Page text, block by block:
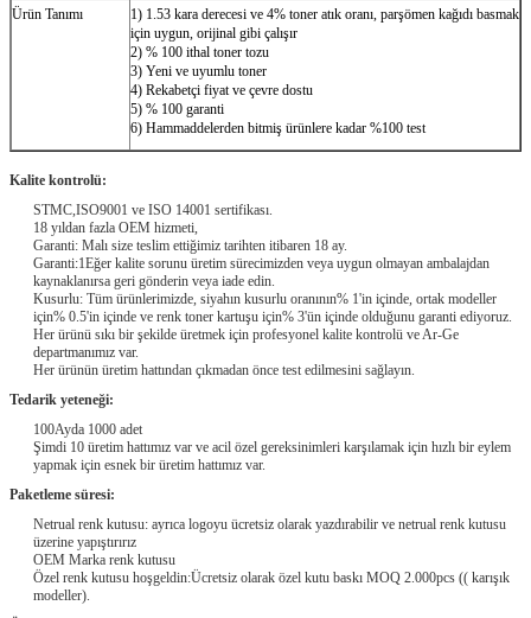
Ürün Tanımı
1) 1.53 kara derecesi ve 4% toner atık oranı, parşömen kağıdı basmak
için uygun, orijinal gibi çalışır
2) % 100 ithal toner tozu
3) Yeni ve uyumlu toner
4) Rekabetçi fiyat ve çevre dostu
5) % 100 garanti
6) Hammaddelerden bitmiş ürünlere kadar %100 test
Kalite kontrolü:
STMC,ISO9001 ve ISO 14001 sertifikası.
18 yıldan fazla OEM hizmeti,
Garanti: Malı size teslim ettiğimiz tarihten itibaren 18 ay.
Garanti:1Eğer kalite sorunu üretim sürecimizden veya uygun olmayan ambalajdan
kaynaklanırsa geri gönderin veya iade edin.
Kusurlu: Tüm ürünlerimizde, siyahın kusurlu oranının% 1'in içinde, ortak modeller
için% 0.5'in içinde ve renk toner kartuşu için% 3'ün içinde olduğunu garanti ediyoruz.
Her ürünü sıkı bir şekilde üretmek için profesyonel kalite kontrolü ve Ar-Ge
departmanımız var.
Her ürünün üretim hattından çıkmadan önce test edilmesini sağlayın.
Tedarik yeteneği:
100Ayda 1000 adet
Şimdi 10 üretim hattımız var ve acil özel gereksinimleri karşılamak için hızlı bir eylem
yapmak için esnek bir üretim hattımız var.
Paketleme süresi:
Netrual renk kutusu: ayrıca logoyu ücretsiz olarak yazdırabilir ve netrual renk kutusu
üzerine yapıştırırız
OEM Marka renk kutusu
Özel renk kutusu hoşgeldin:Ücretsiz olarak özel kutu baskı MOQ 2.000pcs (( karışık
modeller).